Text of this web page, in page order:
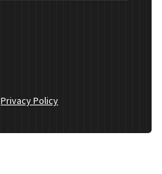
Privacy Policy